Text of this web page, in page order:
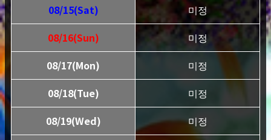
08/15(Sat)
미정
08/16(Sun)
미정
08/17(Mon)
미정
08/18(Tue)
미정
08/19(Wed)
미정